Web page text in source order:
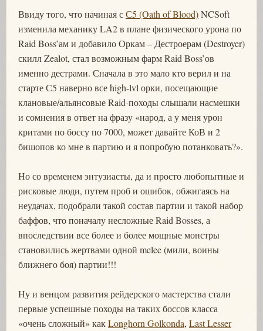
Ввиду того, что начиная сС5 (Oath of Blood)NCSoft
изменила механику LA2 в плане физического урона по
Raid Boss’ам и добавило Оркам – Дестроерам (Destroyer)
скилл Zealot, стал возможным фарм Raid Boss’ов
именно дестрами. Сначала в это мало кто верил и на
старте С5 наверно все high-lvl орки, посещающие
клановые/альянсовые Raid-походы слышали насмешки
и сомнения в ответ на фразу «народ, а у меня урон
критами по боссу по 7000, может давайте КоВ и 2
бишопов ко мне в партию и я попробую потанковать?».
Но со временем энтузиасты, да и просто любопытные и
рисковые люди, путем проб и ошибок, обжигаясь на
неудачах, подобрали такой состав партии и такой набор
баффов, что поначалу несложные Raid Bosses, а
впоследствии все более и более мощные монстры
становились жертвами одной melee (мили, воины
ближнего боя) партии!!!
Ну и венцом развития рейдерского мастерства стали
первые успешные походы на таких боссов класса
«очень сложный» какLonghorn Golkonda, Last Lesser